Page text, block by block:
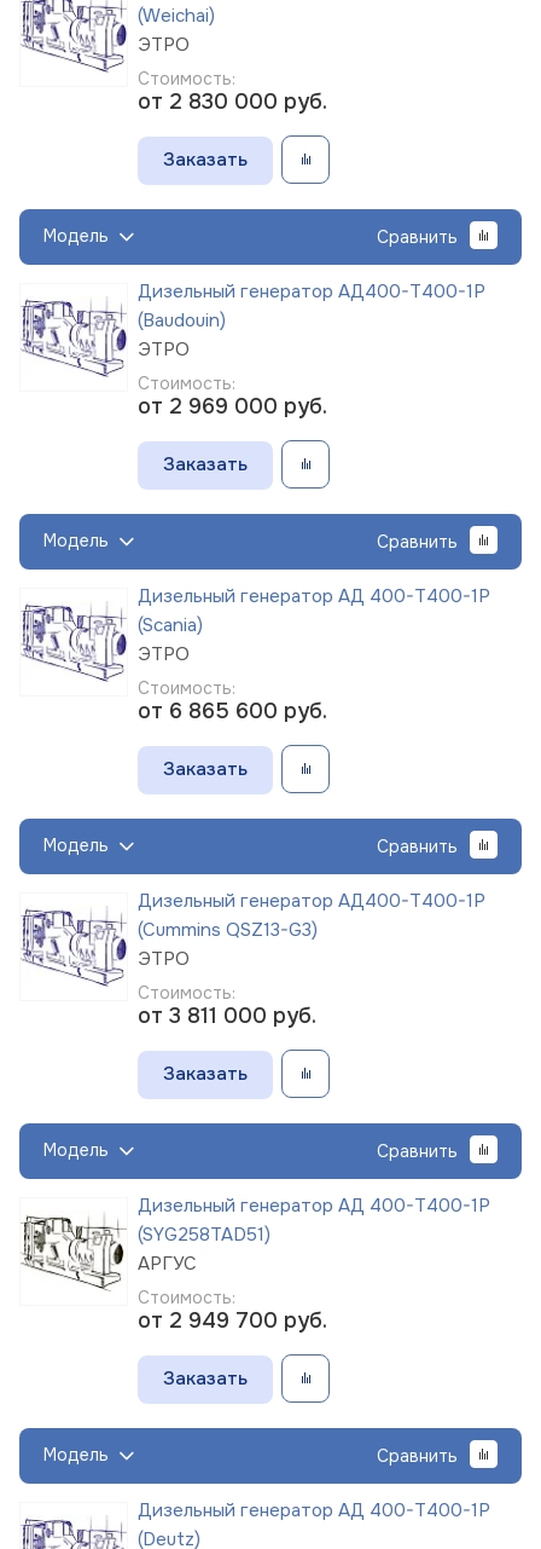
(Weichai)
ЭТРО
Стоимость:
от 2 830 000 руб.
Заказать
Модель Сравнить
Дизельный генератор АД400-Т400-1Р
(Baudouin)
ЭТРО
Стоимость:
от 2 969 000 руб.
Заказать
Модель Сравнить
Дизельный генератор АД 400-Т400-1Р
(Scania)
ЭТРО
Стоимость:
от 6 865 600 руб.
Заказать
Модель Сравнить
Дизельный генератор АД400-Т400-1Р
(Cummins QSZ13-G3)
ЭТРО
Стоимость:
от 3 811 000 руб.
Заказать
Модель Сравнить
Дизельный генератор АД 400-Т400-1Р
(SYG258TAD51)
АРГУС
Стоимость:
от 2 949 700 руб.
Заказать
Модель Сравнить
Дизельный генератор АД 400-Т400-1Р
(Deutz)